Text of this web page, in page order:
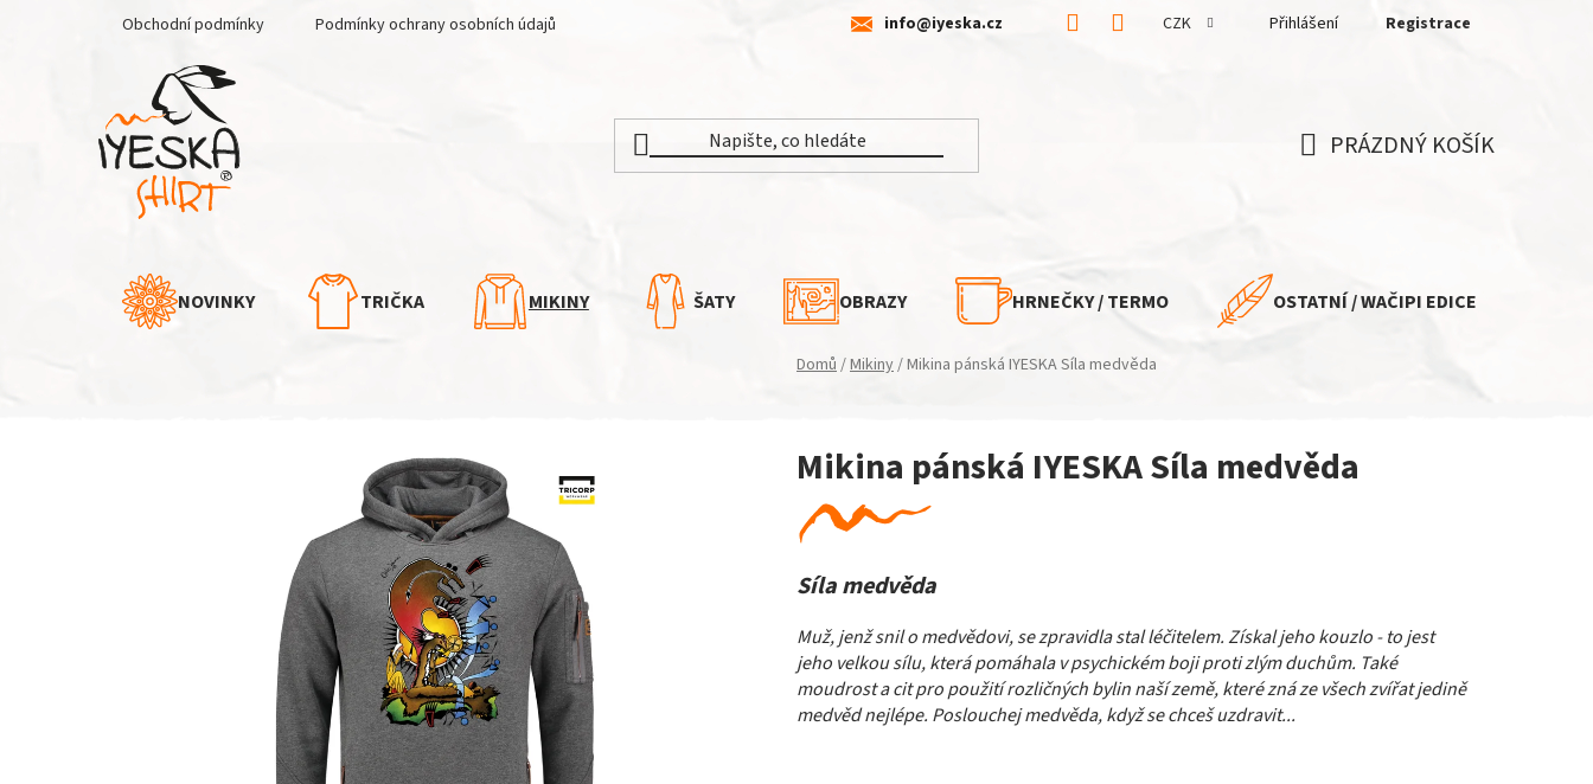
Obchodní podmínky Podmínky ochrany osobních údajů info@iyeska.cz CZK Přihlášení Registrace
PRÁZDNÝ KOŠÍK
NOVINKY TRIČKA MIKINY ŠATY OBRAZY HRNEČKY / TERMO OSTATNÍ / WAČIPI EDICE
Domů/Mikiny/Mikina pánská IYESKA Síla medvěda
Mikina pánská IYESKA Síla medvěda
Síla medvěda
Muž, jenž snil o medvědovi, se zpravidla stal léčitelem. Získal jeho kouzlo - to jest
jeho velkou sílu, která pomáhala v psychickém boji proti zlým duchům. Také
moudrost a cit pro použití rozličných bylin naší země, které zná ze všech zvířat jedině
medvěd nejlépe. Poslouchej medvěda, když se chceš uzdravit...